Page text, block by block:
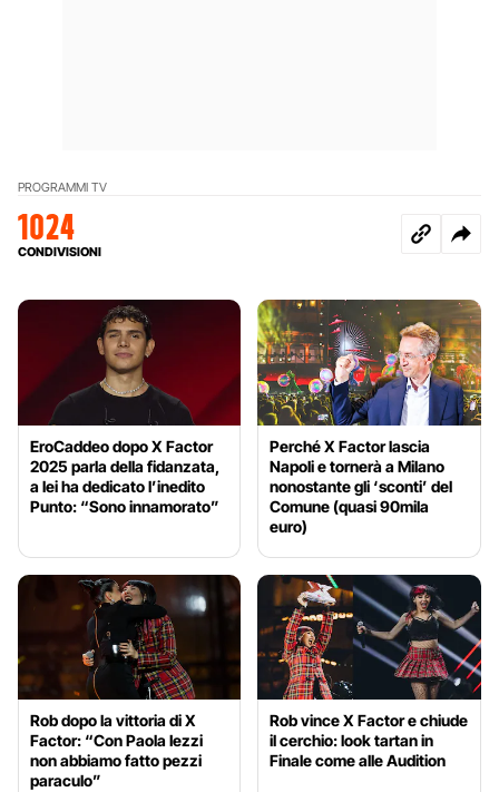
PROGRAMMI TV
1024
CONDIVISIONI
EroCaddeo dopo X Factor
2025 parla della fidanzata,
a lei ha dedicato l’inedito
Punto: “Sono innamorato”
Perché X Factor lascia
Napoli e tornerà a Milano
nonostante gli ‘sconti’ del
Comune (quasi 90mila
euro)
Rob dopo la vittoria di X
Factor: “Con Paola Iezzi
non abbiamo fatto pezzi
paraculo”
Rob vince X Factor e chiude
il cerchio: look tartan in
Finale come alle Audition